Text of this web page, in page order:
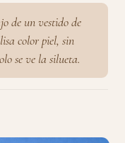
de un vestido de
color piel, sin
se ve la silueta.